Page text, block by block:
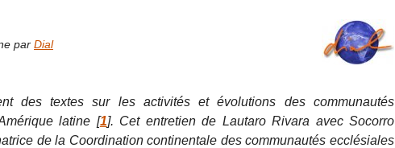
par Dial
des textes sur les activités et évolutions des communautés
latine [1]. Cet entretien de Lautaro Rivara avec Socorro
de la Coordination continentale des communautés ecclésiales